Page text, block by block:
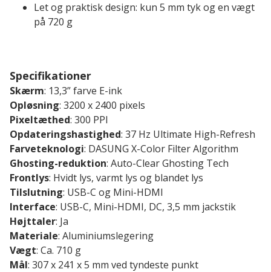
Let og praktisk design: kun 5 mm tyk og en vægt
på 720 g
Specifikationer
Skærm: 13,3” farve E-ink
Opløsning: 3200 x 2400 pixels
Pixeltæthed: 300 PPI
Opdateringshastighed: 37 Hz Ultimate High-Refresh
Farveteknologi: DASUNG X-Color Filter Algorithm
Ghosting-reduktion: Auto-Clear Ghosting Tech
Frontlys: Hvidt lys, varmt lys og blandet lys
Tilslutning: USB-C og Mini-HDMI
Interface: USB-C, Mini-HDMI, DC, 3,5 mm jackstik
Højttaler: Ja
Materiale: Aluminiumslegering
Vægt: Ca. 710 g
Mål: 307 x 241 x 5 mm ved tyndeste punkt